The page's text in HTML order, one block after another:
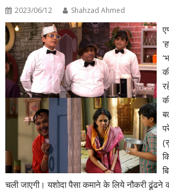
2023/06/12 Shahzad Ahmed
चली जाएगी। यशोदा पैसा कमाने के लिये नौकरी